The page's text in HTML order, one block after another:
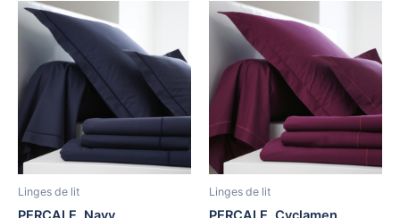
Linges de lit Linges de lit